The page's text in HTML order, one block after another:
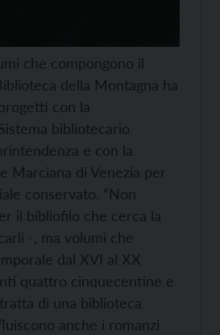
che compongono il
della Montagna ha
con la
bibliotecario
e con la
Marciana di Venezia per
conservato. “Non
il bibliofilo che cerca la
-, ma volumi che
dal XVI al XX
quattro cinquecentine e
di una biblioteca
anche i romanzi